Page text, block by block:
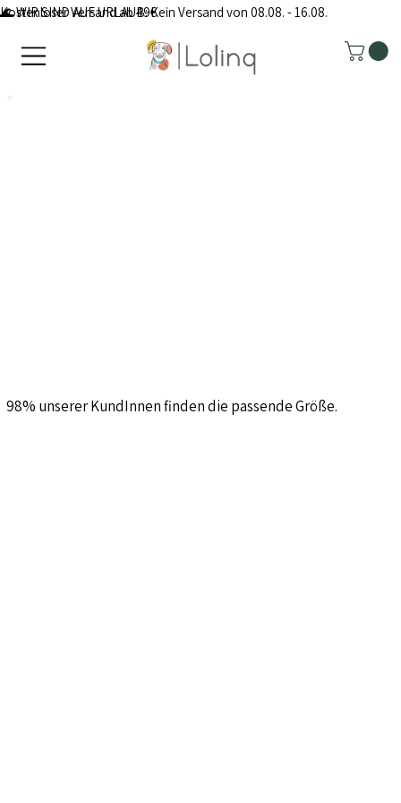
Kostenloser Versand ab 49€
🌊 WIR SIND AUF URLAUB: Kein Versand von 08.08. - 16.08.
98% unserer KundInnen finden die passende Größe.